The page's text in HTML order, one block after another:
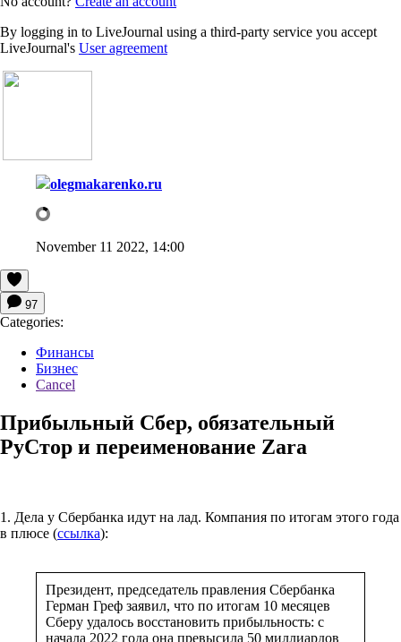
By logging in to LiveJournal using a third-party service you accept
LiveJournal's User agreement
olegmakarenko.ru
November 11 2022, 14:00
97
Categories:
Финансы
Бизнес
Cancel
Прибыльный Сбер, обязательный
РуСтор и переименование Zara
1. Дела у Сбербанка идут на лад. Компания по итогам этого года
в плюсе (ссылка):
Президент, председатель правления Сбербанка
Герман Греф заявил, что по итогам 10 месяцев
Сберу удалось восстановить прибыльность: с
начала 2022 года она превысила 50 миллиардов